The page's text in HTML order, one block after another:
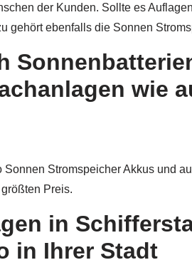
der Kunden. Sollte es
gehört ebenfalls die Sonnen
wie
Stromspeicher Akkus und
Preis.
in
in Ihrer Stadt